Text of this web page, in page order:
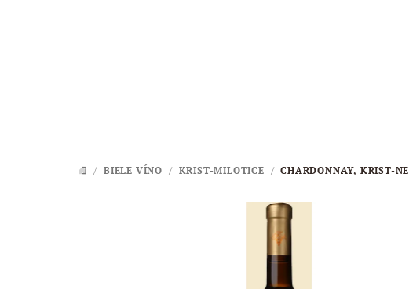
DOMOV
/ BIELE VÍNO / KRIST-MILOTICE / CHARDONNAY, KRIST-